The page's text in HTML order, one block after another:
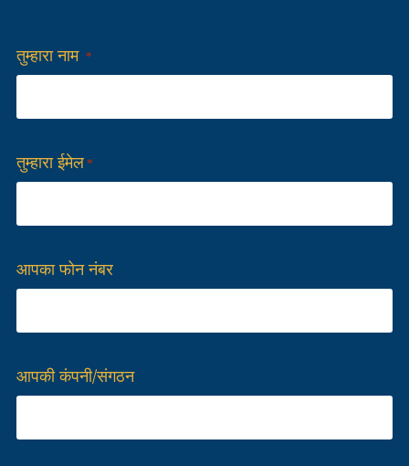
तुम्हारा नाम *
तुम्हारा ईमेल*
आपका फोन नंबर
आपकी कंपनी/संगठन